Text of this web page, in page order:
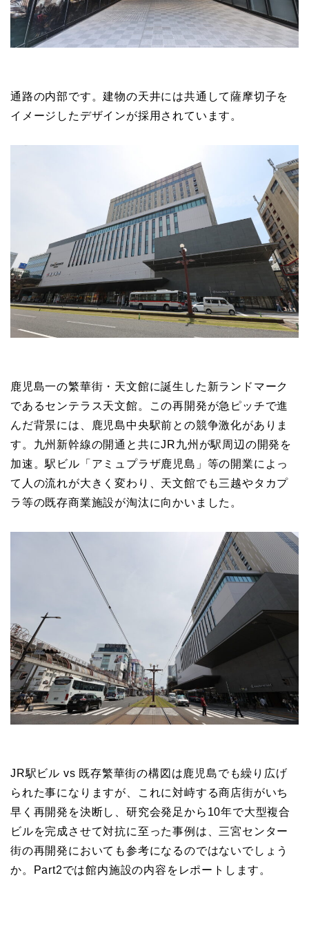
通路の内部です。建物の天井には共通して薩摩切子を
イメージしたデザインが採用されています。
鹿児島一の繁華街・天文館に誕生した新ランドマーク
であるセンテラス天文館。この再開発が急ピッチで進
んだ背景には、鹿児島中央駅前との競争激化がありま
す。九州新幹線の開通と共にJR九州が駅周辺の開発を
加速。駅ビル「アミュプラザ鹿児島」等の開業によっ
て人の流れが大きく変わり、天文館でも三越やタカプ
ラ等の既存商業施設が淘汰に向かいました。
JR駅ビル vs 既存繁華街の構図は鹿児島でも繰り広げ
られた事になりますが、これに対峙する商店街がいち
早く再開発を決断し、研究会発足から10年で大型複合
ビルを完成させて対抗に至った事例は、三宮センター
街の再開発においても参考になるのではないでしょう
か。Part2では館内施設の内容をレポートします。